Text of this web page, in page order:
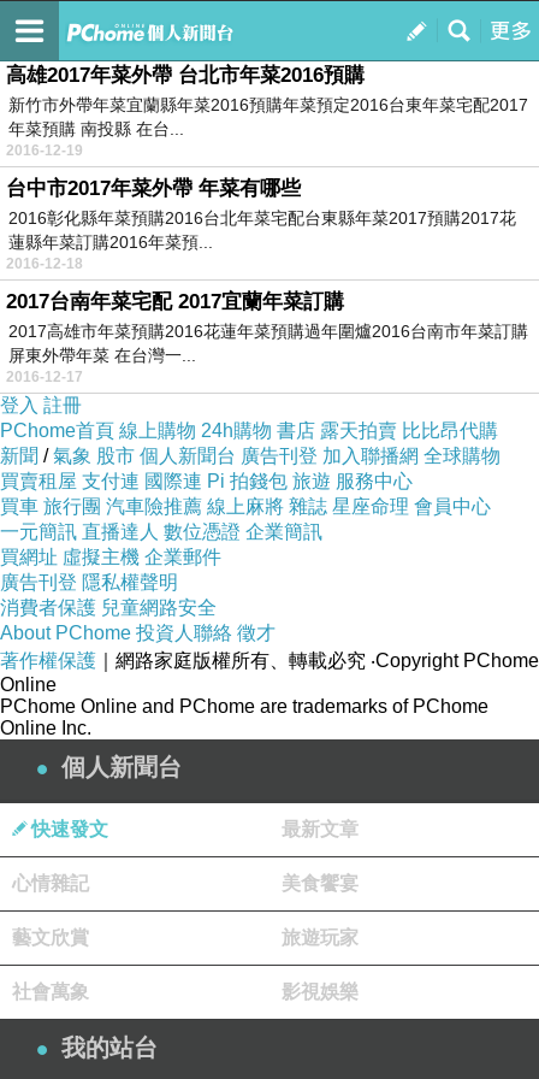
我的
訂閱
2017年菜預購南投縣
高雄2017年菜外帶 台北市年菜2016預購
新竹市外帶年菜宜蘭縣年菜2016預購年菜預定2016台東年菜宅配2017
年菜預購 南投縣 在台...
2016-12-19
台中市2017年菜外帶 年菜有哪些
2016彰化縣年菜預購2016台北年菜宅配台東縣年菜2017預購2017花
蓮縣年菜訂購2016年菜預...
2016-12-18
2017台南年菜宅配 2017宜蘭年菜訂購
2017高雄市年菜預購2016花蓮年菜預購過年圍爐2016台南市年菜訂購
屏東外帶年菜 在台灣一...
2016-12-17
登入 註冊
PChome首頁 線上購物 24h購物 書店 露天拍賣 比比昂代購
新聞 /氣象 股市 個人新聞台 廣告刊登 加入聯播網 全球購物
買賣租屋 支付連 國際連 Pi 拍錢包 旅遊 服務中心
買車 旅行團 汽車險推薦 線上麻將 雜誌 星座命理 會員中心
一元簡訊 直播達人 數位憑證 企業簡訊
買網址 虛擬主機 企業郵件
廣告刊登 隱私權聲明
消費者保護 兒童網路安全
About PChome 投資人聯絡 徵才
著作權保護 ｜網路家庭版權所有、轉載必究 ‧Copyright PChome
Online
PChome Online and PChome are trademarks of PChome
Online Inc.
個人新聞台
快速發文 最新文章
心情雜記 美食饗宴
藝文欣賞 旅遊玩家
社會萬象 影視娛樂
我的站台